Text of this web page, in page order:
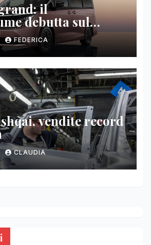
il
debutta sul
FEDERICA
vendite record
CLAUDIA